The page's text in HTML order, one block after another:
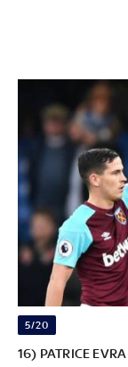
5/20
16) PATRICE EVRA